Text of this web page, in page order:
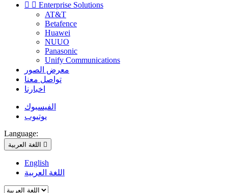
  Enterprise Solutions
AT&T
Betafence
Huawei
NUUO
Panasonic
Unify Communications
معرض الصور
تواصل معنا
اخبارنا
الفيسبوك
يوتيوب
Language:
اللغة العربية 
English
اللغة العربية